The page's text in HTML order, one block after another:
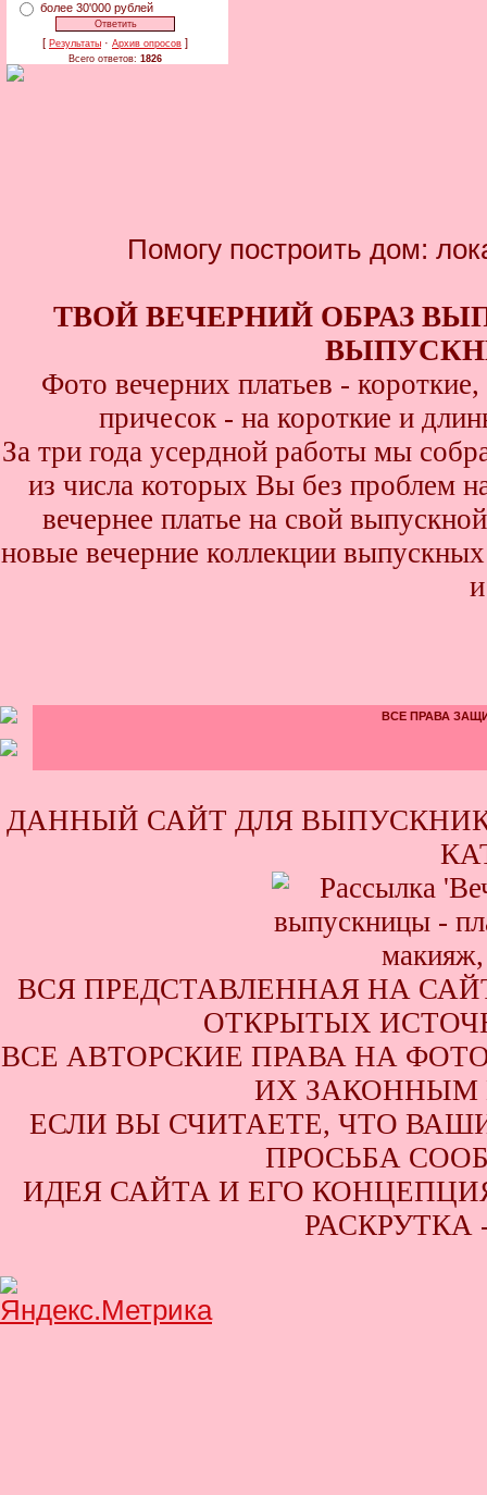
более 30'000 рублей
[ Результаты · Архив опросов ]
Всего ответов: 1826
Помогу построить дом:
ТВОЙ ВЕЧЕРНИЙ ОБРАЗ
Фото вечерних платьев -
причесок - на короткие и
За три года усердной работы мы
из числа которых Вы без проблем
вечернее платье на свой
новые вечерние коллекции
ВСЕ ПРАВА
ДАННЫЙ САЙТ ДЛЯ
ВСЯ ПРЕДСТАВЛЕННАЯ НА
ОТКРЫТЫХ
ВСЕ АВТОРСКИЕ ПРАВА НА
ИХ ЗАКОННЫМ
ЕСЛИ ВЫ СЧИТАЕТЕ, ЧТО
ПРОСЬБА
ИДЕЯ САЙТА И ЕГО КОНЦЕПЦИЯ
РАСКРУТКА -